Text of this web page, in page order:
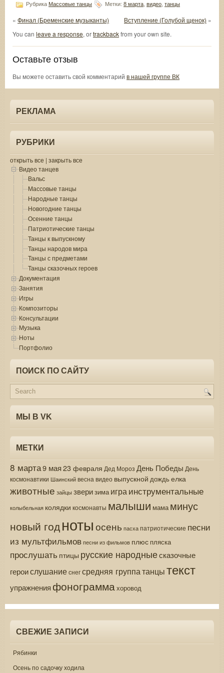
Рубрика Массовые танцы Метки: 8 марта видео танцы
« Финал (Бременские музыканты) Вступление (Голубой щенок) »
You can leave a response, ortrackbackfrom your own site.
Оставьте отзыв
Вы можете оставить свой комментарий в нашей группе ВК
РЕКЛАМА
РУБРИКИ
открыть все | закрыть все
Видео танцев
Вальс
Массовые танцы
Народные танцы
Новогодние танцы
Осенние танцы
Патриотические танцы
Танцы к выпускному
Танцы народов мира
Танцы с предметами
Танцы сказочных героев
Документация
Занятия
Игры
Композиторы
Консультации
Музыка
Ноты
Портфолио
ПОИСК ПО САЙТУ
МЫ В VK
МЕТКИ
8 марта9 мая 23 февраля Дед Мороз День Победы День
космонавтики Шаинскийвесна видео выпускной дождь елка
животные зайцы зверизима играинструментальные
колыбельная колядки космонавты малыши мама минус
новый годнотыосень пасха патриотические песни
из мультфильмов песни из фильмов плюс пляска
прослушать птицы русские народныесказочные
героислушаниеснегсредняя группатанцытекст
упражнения фонограммахоровод
СВЕЖИЕ ЗАПИСИ
Рябинки
Осень по садочку ходила